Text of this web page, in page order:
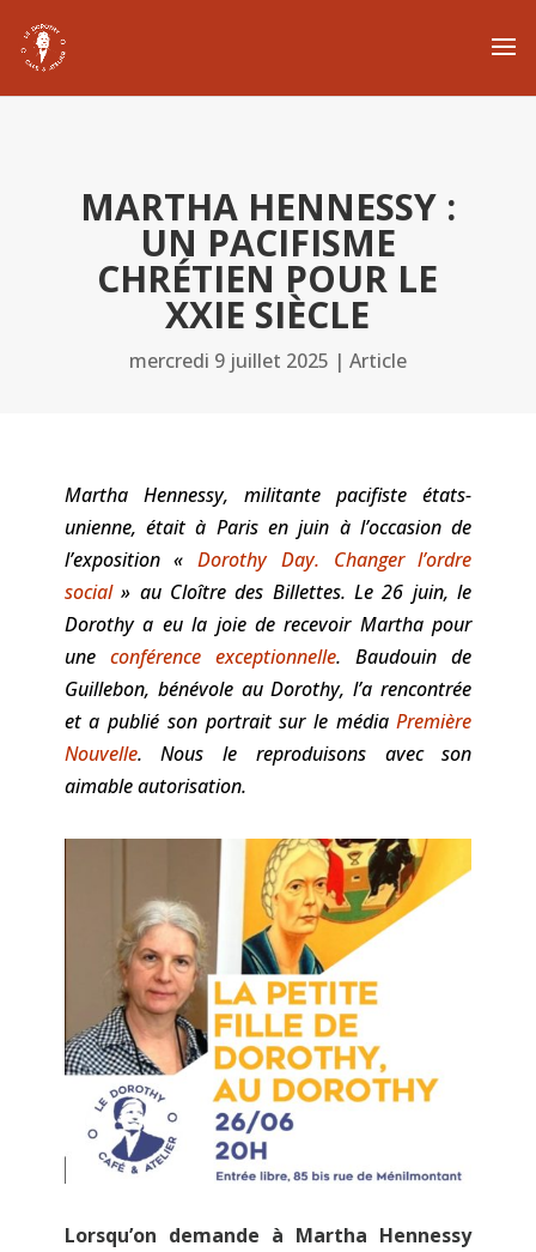
MARTHA HENNESSY :
UN PACIFISME
CHRÉTIEN POUR LE
XXIE SIÈCLE
mercredi 9 juillet 2025 | Article
Martha Hennessy, militante pacifiste états-
unienne, était à Paris en juin à l’occasion de
l’exposition «Dorothy Day. Changer l’ordre
social» au Cloître des Billettes. Le 26 juin, le
Dorothy a eu la joie de recevoir Martha pour
une conférence exceptionnelle. Baudouin de
Guillebon, bénévole au Dorothy, l’a rencontrée
et a publié son portrait sur le médiaPremière
Nouvelle. Nous le reproduisons avec son
aimable autorisation.
Lorsqu’on demande à Martha Hennessy